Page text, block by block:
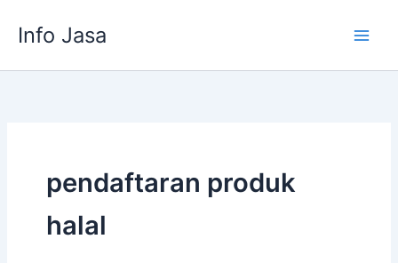
Info Jasa
pendaftaran produk
halal